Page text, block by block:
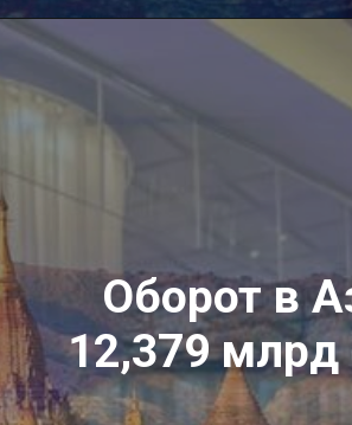
Оборот в
12,379 млрд